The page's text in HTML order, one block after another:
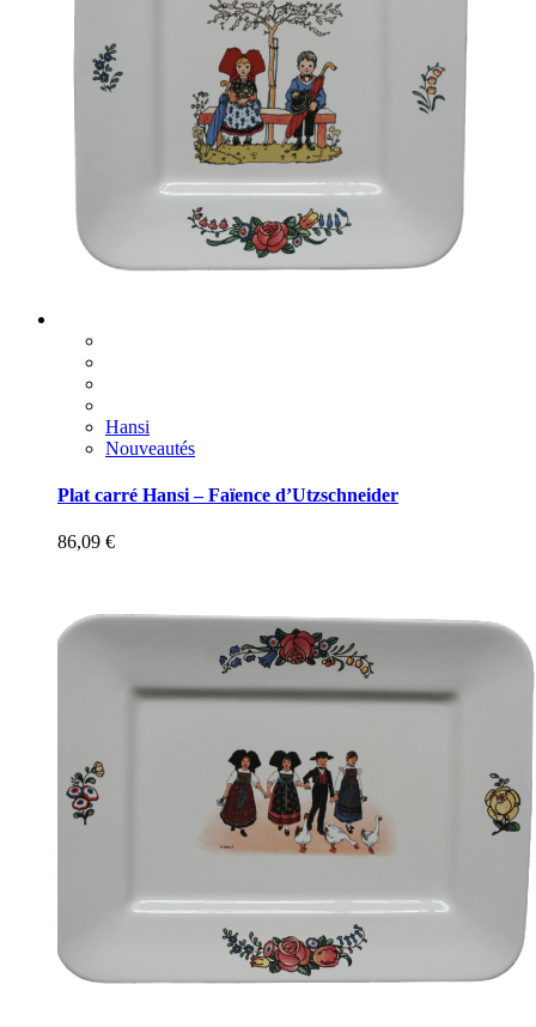
Hansi
Nouveautés
Plat carré Hansi – Faïence d’Utzschneider
86,09 €